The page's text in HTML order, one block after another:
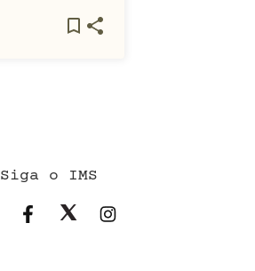
Siga o IMS